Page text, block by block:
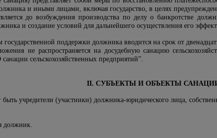
и иными лицами, включая государство, в целях
до возбуждения производства по делу о банкротстве
и создание условий для дальнейшего осуществления его
государственной поддержки должника вводится на срок от
не распространяется на досудебную санацию
сельскохозяйственных предприятий”.
II. СУБЪЕКТЫ И ОБЪЕКТЫ
учредители (участники) должника-юридического лица,
должник.